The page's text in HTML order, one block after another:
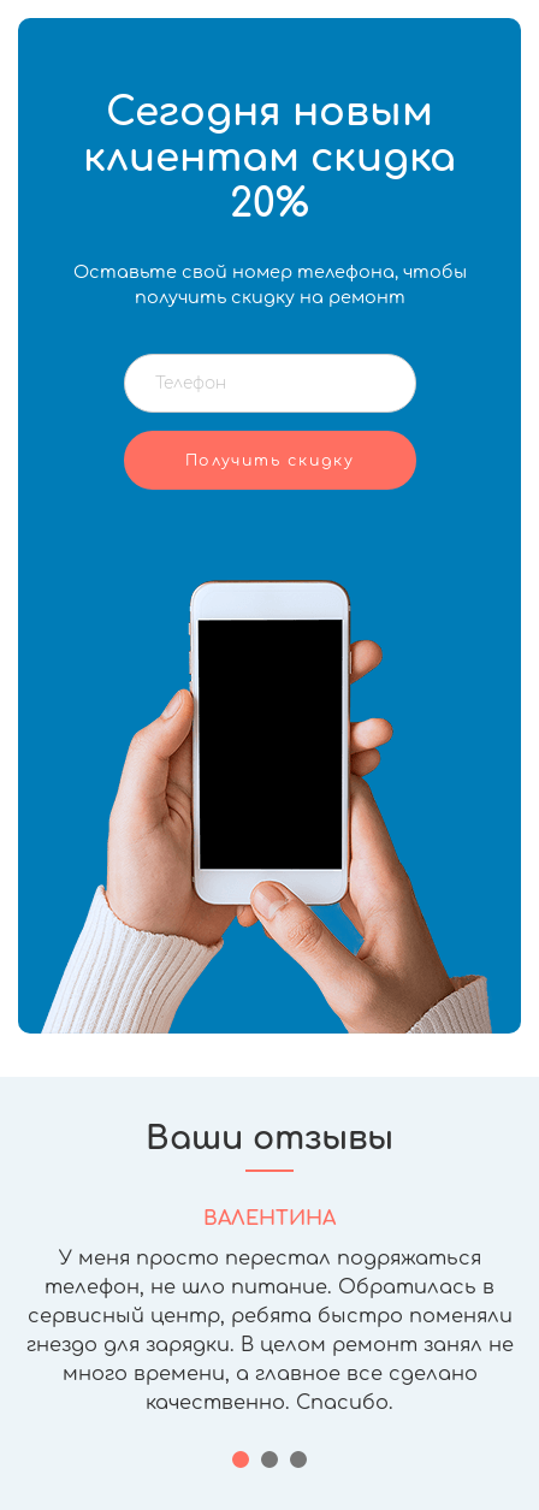
Сегодня новым
клиентам скидка
20%
Оставьте свой номер телефона, чтобы
получить скидку на ремонт
Ваши отзывы
ВАЛЕНТИНА
У меня просто перестал подряжаться
телефон, не шло питание. Обратилась в
сервисный центр, ребята быстро поменяли
гнездо для зарядки. В целом ремонт занял не
много времени, а главное все сделано
качественно. Спасибо.